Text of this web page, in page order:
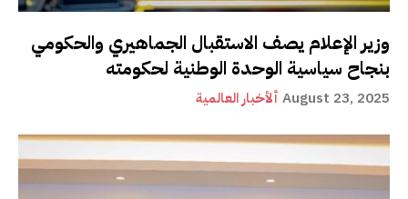
وزير الإعلام يصف الاستقبال الجماهيري والحكومي
بنجاح سياسية الوحدة الوطنية لحكومته
ألأخبار العالمية August 23, 2025